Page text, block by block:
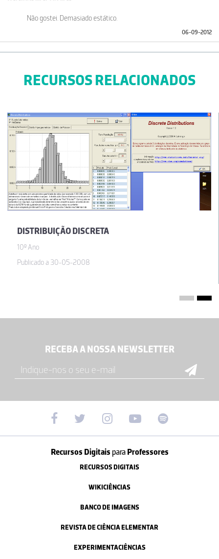
Não gostei. Demasiado estático.
06-09-2012
RECURSOS RELACIONADOS
DISTRIBUIÇÃO DISCRETA
10º Ano
Publicado a 30-05-2008
RECEBA A NOSSA NEWSLETTER
Recursos Digitais paraProfessores
RECURSOS DIGITAIS
WIKICIÊNCIAS
BANCO DE IMAGENS
REVISTA DE CIÊNCIA ELEMENTAR
EXPERIMENTACIÊNCIAS